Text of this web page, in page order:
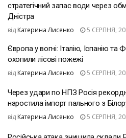
стратегічний запас води через
Дністра
від Катерина Лисенко 5 СЕРПНЯ,
Європа у вогні: Італію, Іспанію та
охопили лісові пожежі
від Катерина Лисенко 5 СЕРПНЯ,
Через удари по НПЗ Росія
наростила імпорт пального з
від Катерина Лисенко 5 СЕРПНЯ,